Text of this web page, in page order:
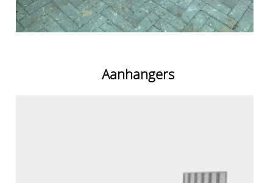
Aanhangers